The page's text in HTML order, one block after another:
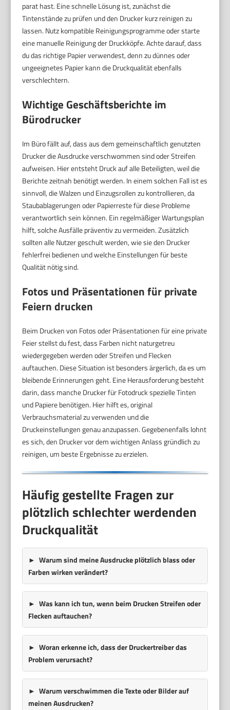
parat hast. Eine schnelle Lösung ist, zunächst die
Tintenstände zu prüfen und den Drucker kurz reinigen zu
lassen. Nutz kompatible Reinigungsprogramme oder starte
eine manuelle Reinigung der Druckköpfe. Achte darauf, dass
du das richtige Papier verwendest, denn zu dünnes oder
ungeeignetes Papier kann die Druckqualität ebenfalls
verschlechtern.
Wichtige Geschäftsberichte im
Bürodrucker
Im Büro fällt auf, dass aus dem gemeinschaftlich genutzten
Drucker die Ausdrucke verschwommen sind oder Streifen
aufweisen. Hier entsteht Druck auf alle Beteiligten, weil die
Berichte zeitnah benötigt werden. In einem solchen Fall ist es
sinnvoll, die Walzen und Einzugsrollen zu kontrollieren, da
Staubablagerungen oder Papierreste für diese Probleme
verantwortlich sein können. Ein regelmäßiger Wartungsplan
hilft, solche Ausfälle präventiv zu vermeiden. Zusätzlich
sollten alle Nutzer geschult werden, wie sie den Drucker
fehlerfrei bedienen und welche Einstellungen für beste
Qualität nötig sind.
Fotos und Präsentationen für private
Feiern drucken
Beim Drucken von Fotos oder Präsentationen für eine private
Feier stellst du fest, dass Farben nicht naturgetreu
wiedergegeben werden oder Streifen und Flecken
auftauchen. Diese Situation ist besonders ärgerlich, da es um
bleibende Erinnerungen geht. Eine Herausforderung besteht
darin, dass manche Drucker für Fotodruck spezielle Tinten
und Papiere benötigen. Hier hilft es, original
Verbrauchsmaterial zu verwenden und die
Druckeinstellungen genau anzupassen. Gegebenenfalls lohnt
es sich, den Drucker vor dem wichtigen Anlass gründlich zu
reinigen, um beste Ergebnisse zu erzielen.
Häufig gestellte Fragen zur
plötzlich schlechter werdenden
Druckqualität
Warum sind meine Ausdrucke plötzlich blass oder
Farben wirken verändert?
Was kann ich tun, wenn beim Drucken Streifen oder
Flecken auftauchen?
Woran erkenne ich, dass der Druckertreiber das
Problem verursacht?
Warum verschwimmen die Texte oder Bilder auf
meinen Ausdrucken?